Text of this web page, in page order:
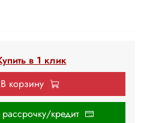
в 1 клик
В корзину
рассрочку/кредит